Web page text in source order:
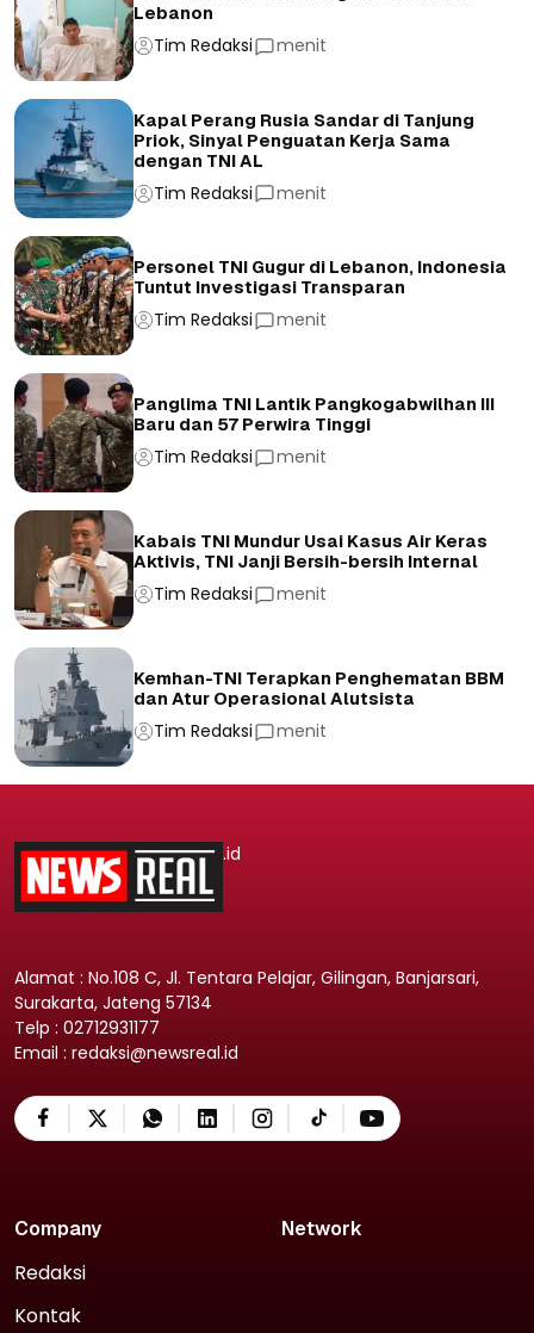
Lebanon
Tim Redaksi menit
Kapal Perang Rusia Sandar di Tanjung
Priok, Sinyal Penguatan Kerja Sama
dengan TNI AL
Tim Redaksi menit
Personel TNI Gugur di Lebanon, Indonesia
Tuntut Investigasi Transparan
Tim Redaksi menit
Panglima TNI Lantik Pangkogabwilhan III
Baru dan 57 Perwira Tinggi
Tim Redaksi menit
Kabais TNI Mundur Usai Kasus Air Keras
Aktivis, TNI Janji Bersih-bersih Internal
Tim Redaksi menit
Kemhan-TNI Terapkan Penghematan BBM
dan Atur Operasional Alutsista
Tim Redaksi menit
.id
Alamat : No.108 C, Jl. Tentara Pelajar, Gilingan, Banjarsari,
Surakarta, Jateng 57134
Telp : 02712931177
Email : redaksi@newsreal.id
Company
Redaksi
Kontak
Network